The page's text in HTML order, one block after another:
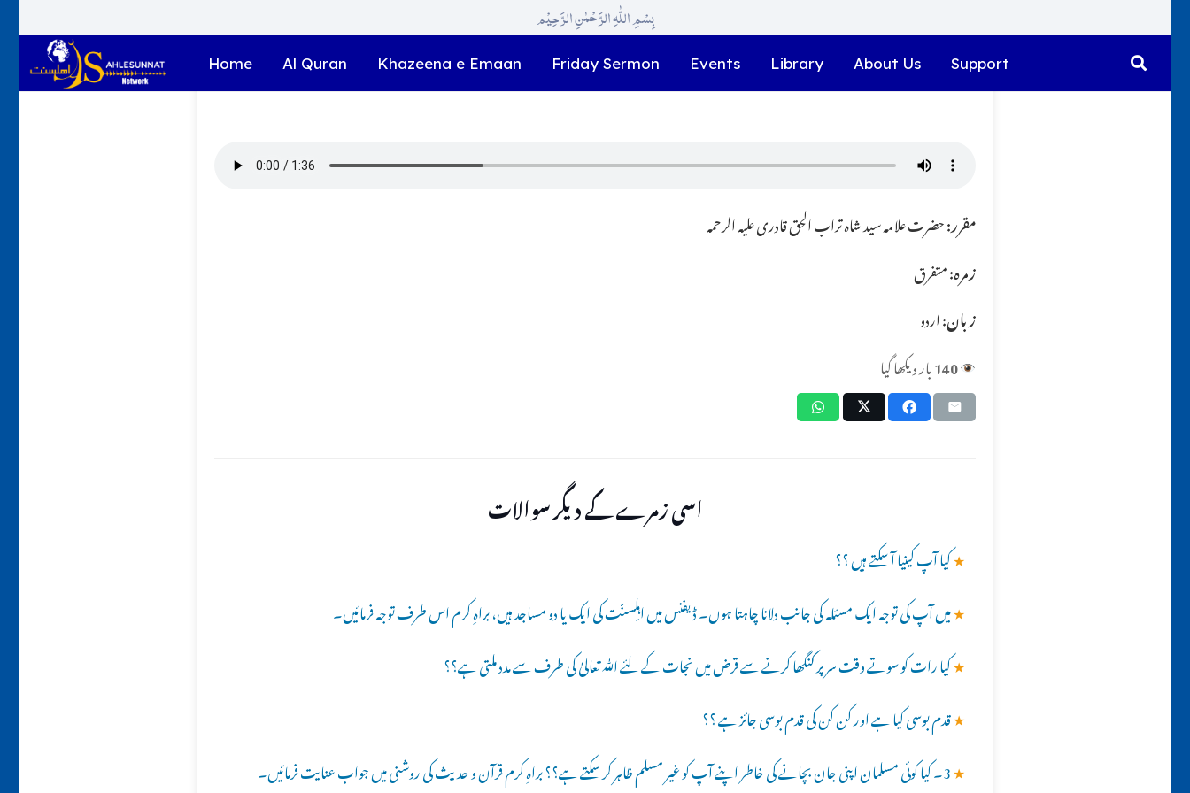
بِسْمِ اللّٰہِ الرَّحْمٰنِ الرَّحِیْم
Home Al Quran Khazeena e Emaan Friday Sermon Events Library About Us Support
مقرر:حضرت علامہ سید شاہ تراب الحق قادری علیہ الرحمہ
زمرہ:متفرق
زبان:اردو
140بار دیکھا گیا
اسی زمرے کے دیگر سوالات
★کیا آپ کینیا آ سکتے ہیں ؟؟
★میں آپ کی توجہ ایک مسئلہ کی جانب دلانا چاہتا ہوں۔ ڈیفنس میں اہلِسنّت کی ایک یا دو مساجد ہیں، براہِ کرم اس طرف توجہ فرمائیں۔
★کیا رات کو سوتے وقت سر پر کنگھا کرنے سے قرض میں نجات کے لئے ﷲ تعالیٰ کی طرف سے مدد ملتی ہے؟؟
★قدم بوسی کیا ہے اور کن کن کی قدم بوسی جائز ہے ؟؟
★3۔ کیا کوئی مسلمان اپنی جان بچانے کی خاطر اپنے آپ کو غیر مسلم ظاہر کر سکتے ہے؟؟ براہِ کرم قرآن و حدیث کی روشنی میں جواب عنایت فرمائیں۔